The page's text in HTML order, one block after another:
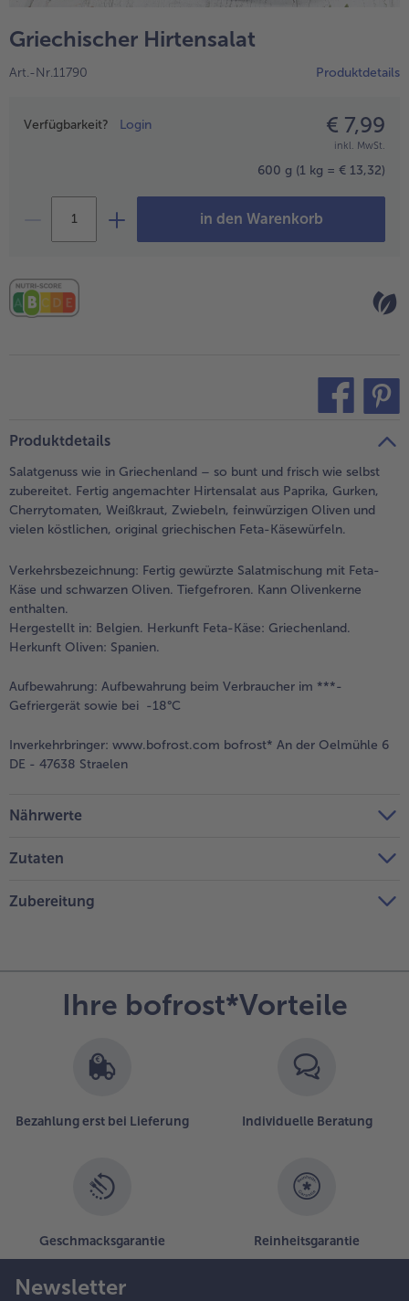
alle Obst
alle Süße Vielfalt
Confiserie & Feinkost
alle Küchenhelfer
Griechischer Hirtensalat
Art.-Nr.11790 Produktdetails
Preisangabe
Verfügbarkeit? Login € 7,99
inkl. MwSt.
600 g (1 kg = € 13,32)
in den Warenkorb
Produktdetails
Salatgenuss wie in Griechenland – so bunt und frisch wie selbst
zubereitet. Fertig angemachter Hirtensalat aus Paprika, Gurken,
Cherrytomaten, Weißkraut, Zwiebeln, feinwürzigen Oliven und
vielen köstlichen, original griechischen Feta-Käsewürfeln.
Verkehrsbezeichnung: Fertig gewürzte Salatmischung mit Feta-
Käse und schwarzen Oliven. Tiefgefroren. Kann Olivenkerne
enthalten.
Hergestellt in: Belgien. Herkunft Feta-Käse: Griechenland.
Herkunft Oliven: Spanien.
Aufbewahrung: Aufbewahrung beim Verbraucher im ***-
Gefriergerät sowie bei -18°C
Inverkehrbringer: www.bofrost.com bofrost* An der Oelmühle 6
DE - 47638 Straelen
Nährwerte
Zutaten
Zubereitung
Ihre bofrost*Vorteile
Bezahlung erst bei Lieferung Individuelle Beratung
Geschmacksgarantie Reinheitsgarantie
Newsletter